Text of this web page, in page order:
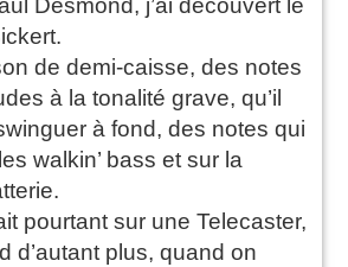
Desmond, j’ai découvert le
de demi-caisse, des notes
à la tonalité grave, qu’il
à fond, des notes qui
walkin’ bass et sur la
pourtant sur une Telecaster,
d’autant plus, quand on